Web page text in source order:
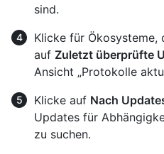
sind.
Klicke für
auf Zuletzt überprüfte
Ansicht „Protokolle
Klicke auf Nach
Updates für
zu suchen.